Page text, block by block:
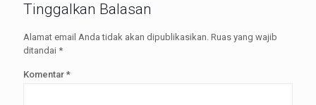
Tinggalkan Balasan
Alamat email Anda tidak akan dipublikasikan. Ruas yang wajib
ditandai *
Komentar *